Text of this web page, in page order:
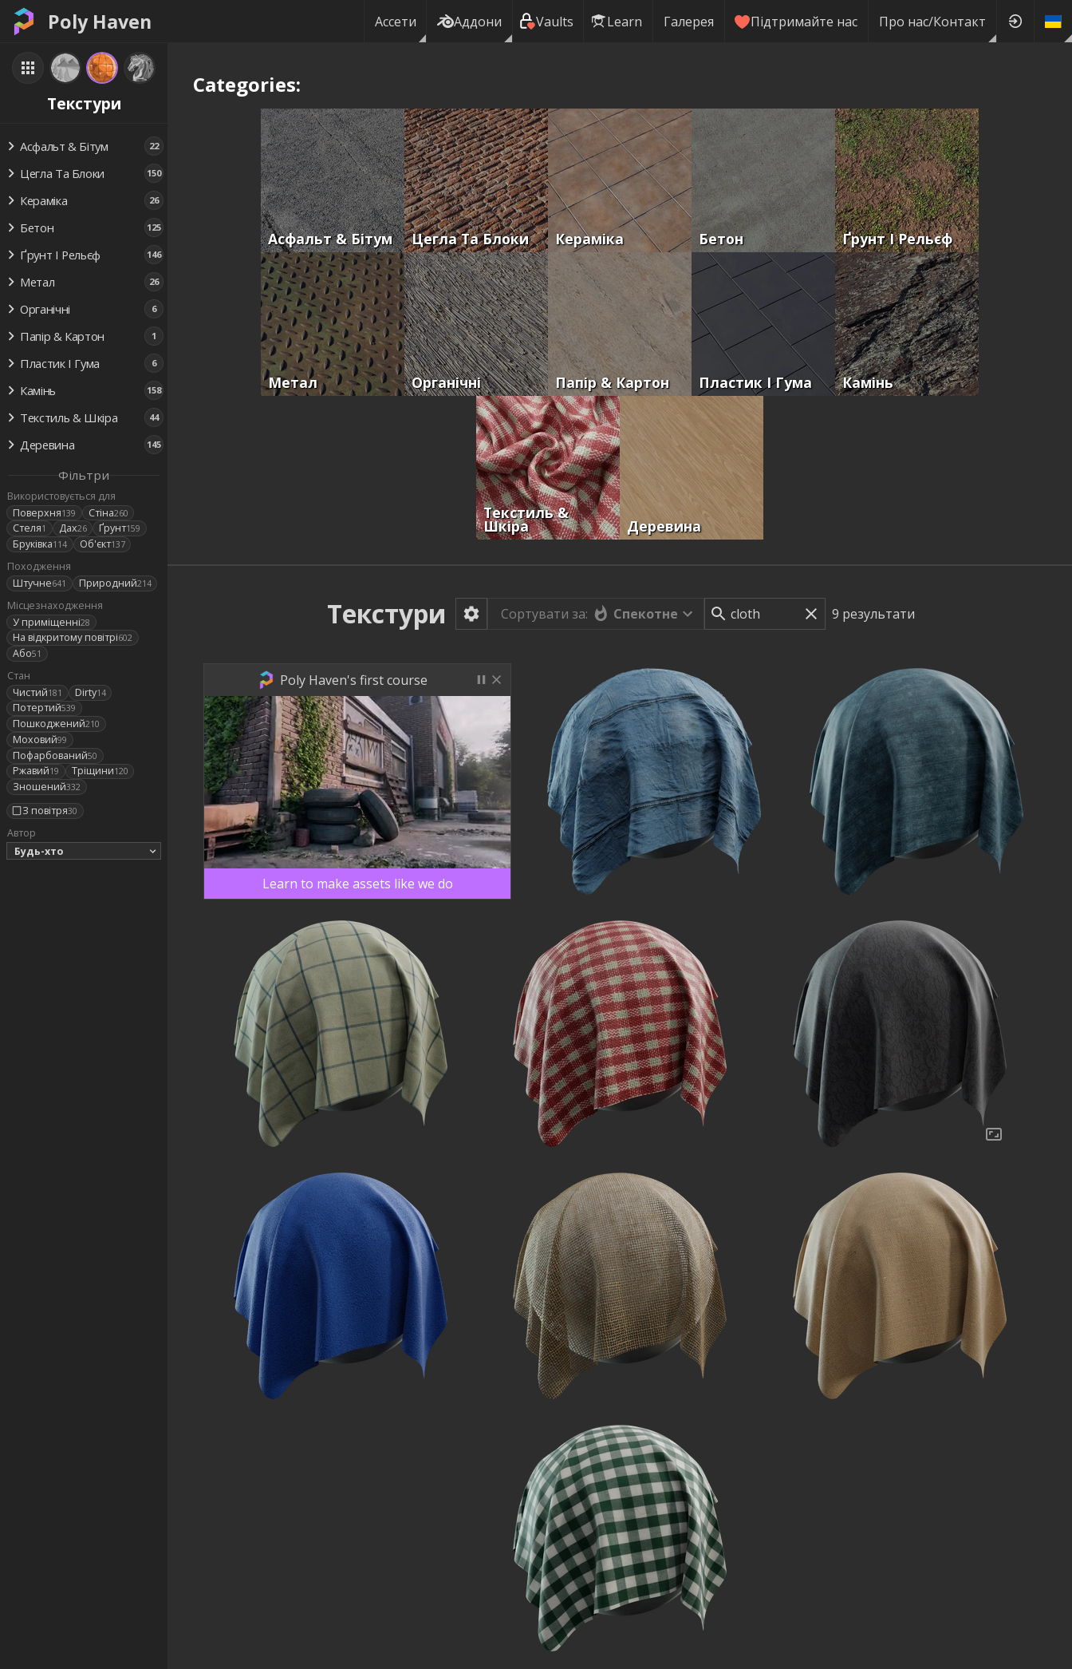
Poly Haven Ассети Аддони Vaults Learn Галерея Підтримайте нас Про нас/Контакт
Текстури
Асфальт & Бітум 22
Цегла Та Блоки 150
Кераміка 26
Бетон 125
Ґрунт І Рельєф 146
Метал 26
Органічні 6
Папір & Картон 1
Пластик І Гума 6
Камінь 158
Текстиль & Шкіра 44
Деревина 145
Фільтри
Використовується для
Поверхня139 Стіна260
Стеля1 Дах26 Ґрунт159
Бруківка114 Об'єкт137
Походження
Штучне641 Природний214
Місцезнаходження
У приміщенні28
На відкритому повітрі602
Або51
Стан
Чистий181 Dirty14
Потертий539
Пошкоджений210
Моховий99
Пофарбований50
Ржавий19 Тріщини120
Зношений332
З повітря30
Автор
Будь-хто
Categories:
Асфальт & Бітум Цегла Та Блоки Кераміка Бетон Ґрунт І Рельєф
Метал Органічні Папір & Картон Пластик І Гума Камінь
Текстиль &
Шкіра Деревина
Текстури Сортувати за: Спекотне 9 результати
Poly Haven's first course
Learn to make assets like we do